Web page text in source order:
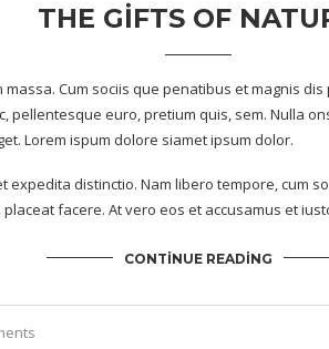
THE GIFTS OF
Cum sociis que penatibus et magnis
pellentesque euro, pretium quis, sem. Nulla
Lorem ispum dolore siamet ipsum dolor.
expedita distinctio. Nam libero tempore, cum
facere. At vero eos et accusamus et
CONTINUE READING